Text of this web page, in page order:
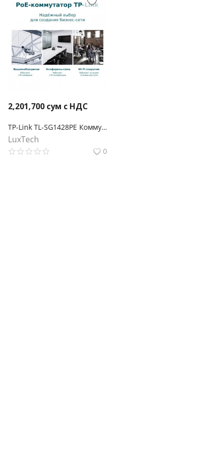
2,201,700 сум с НДС
TP-Link TL-SG1428PE Коммутатор Easy Smart с 26 гигабитными портами RJ45 (24 порта PoE+) и 2 портами SFP
LuxTech
0